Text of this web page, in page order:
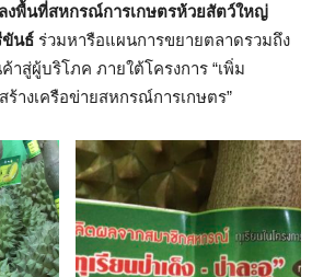
งพื้นที่สหกรณ์การเกษตรห้วยสัตว์ใหญ่
ขันธ์ ร่วมหารือแผนการขยายตลาดรวมถึง
าสู่ผู้บริโภค ภายใต้โครงการ “เพิ่ม
างเครือข่ายสหกรณ์การเกษตร”